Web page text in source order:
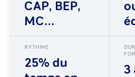
CAP, BEP,
MC...
RYTHME
25% du
3